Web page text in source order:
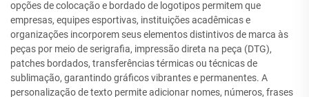
opções de colocação e bordado de logotipos permitem que
empresas, equipes esportivas, instituições acadêmicas e
organizações incorporem seus elementos distintivos de marca às
peças por meio de serigrafia, impressão direta na peça (DTG),
patches bordados, transferências térmicas ou técnicas de
sublimação, garantindo gráficos vibrantes e permanentes. A
personalização de texto permite adicionar nomes, números, frases